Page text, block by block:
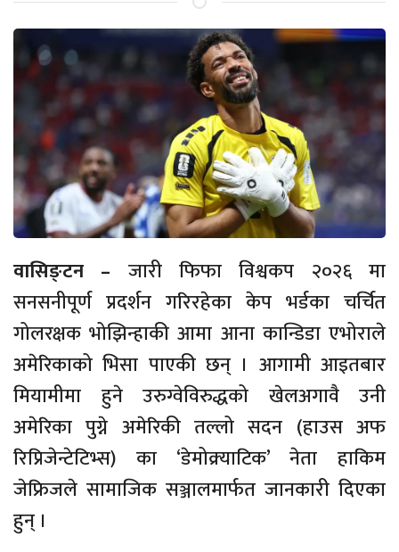
वासिङ्टन – जारी फिफा विश्वकप २०२६ मा
सनसनीपूर्ण प्रदर्शन गरिरहेका केप भर्डका चर्चित
गोलरक्षक भोझिन्हाकी आमा आना कान्डिडा एभोराले
अमेरिकाको भिसा पाएकी छन् । आगामी आइतबार
मियामीमा हुने उरुग्वेविरुद्धको खेलअगावै उनी
अमेरिका पुग्ने अमेरिकी तल्लो सदन (हाउस अफ
रिप्रिजेन्टेटिभ्स) का ‘डेमोक्र्याटिक’ नेता हाकिम
जेफ्रिजले सामाजिक सञ्जालमार्फत जानकारी दिएका
हुन् ।